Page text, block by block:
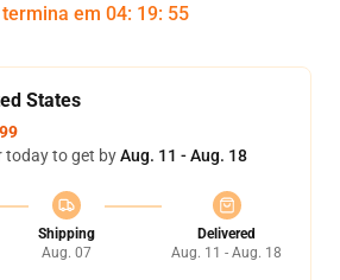
em 04: 19: 54
States
today to get byAug. 11 - Aug. 18
Shipping
Aug. 07
Delivered
Aug. 11 - Aug. 18